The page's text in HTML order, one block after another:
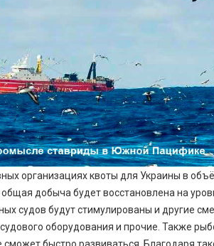
организациях квоты для Украины в
добыча будет восстановлена на
судов будут стимулированы и другие
оборудования и прочие. Также